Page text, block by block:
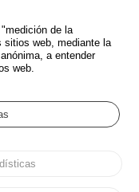
Administrar las cookies
de la
sitios web, mediante la
a entender
web.